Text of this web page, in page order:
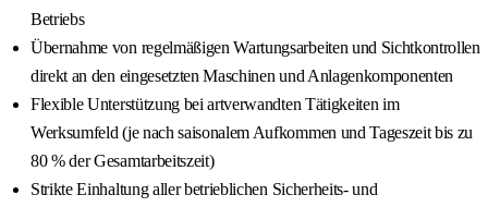
Betriebs
Übernahme von regelmäßigen Wartungsarbeiten und Sichtkontrollen
direkt an den eingesetzten Maschinen und Anlagenkomponenten
Flexible Unterstützung bei artverwandten Tätigkeiten im
Werksumfeld (je nach saisonalem Aufkommen und Tageszeit bis zu
80 % der Gesamtarbeitszeit)
Strikte Einhaltung aller betrieblichen Sicherheits- und